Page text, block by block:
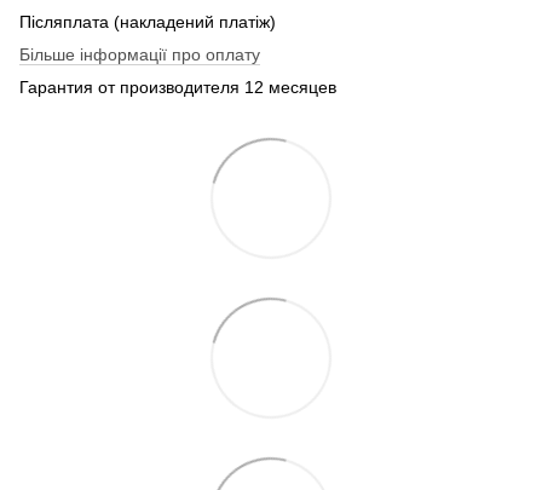
Післяплата (накладений платіж)
Більше інформації про оплату
Гарантия от производителя 12 месяцев